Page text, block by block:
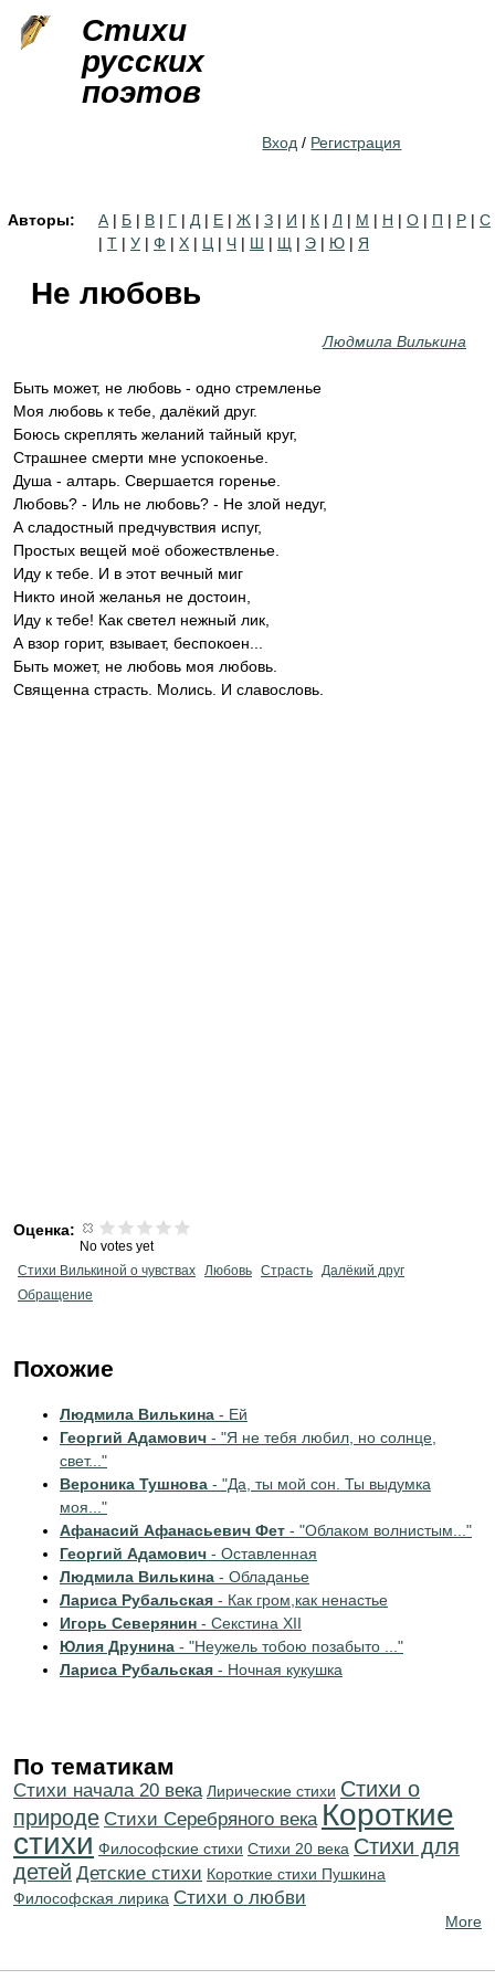
Стихи
русских
поэтов
Вход / Регистрация
Авторы: А | Б | В | Г | Д | Е | Ж | З | И | К | Л | М | Н | О | П | Р | С
| Т | У | Ф | Х | Ц | Ч | Ш | Щ | Э | Ю | Я
Не любовь
Людмила Вилькина
Быть может, не любовь - одно стремленье
Моя любовь к тебе, далёкий друг.
Боюсь скреплять желаний тайный круг,
Страшнее смерти мне успокоенье.
Душа - алтарь. Свершается горенье.
Любовь? - Иль не любовь? - Не злой недуг,
А сладостный предчувствия испуг,
Простых вещей моё обожествленье.
Иду к тебе. И в этот вечный миг
Никто иной желанья не достоин,
Иду к тебе! Как светел нежный лик,
А взор горит, взывает, беспокоен...
Быть может, не любовь моя любовь.
Священна страсть. Молись. И славословь.
Оценка:
No votes yet
Стихи Вилькиной о чувствах Любовь Страсть Далёкий друг
Обращение
Похожие
Людмила Вилькина - Ей
Георгий Адамович - "Я не тебя любил, но солнце,
свет..."
Вероника Тушнова - "Да, ты мой сон. Ты выдумка
моя..."
Афанасий Афанасьевич Фет - "Облаком волнистым..."
Георгий Адамович - Оставленная
Людмила Вилькина - Обладанье
Лариса Рубальская - Как гром,как ненастье
Игорь Северянин - Секстина XII
Юлия Друнина - "Неужель тобою позабыто ..."
Лариса Рубальская - Ночная кукушка
По тематикам
Cтихи начала 20 века Лирические стихи Стихи о
природе Cтихи Серебряного века Короткие
стихи Философские стихи Стихи 20 века Стихи для
детей Детские стихи Короткие стихи Пушкина
Философская лирика Стихи о любви
More